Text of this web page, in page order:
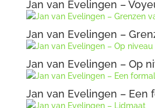
Jan van Evelingen –
Jan van Evelingen –
Jan van Evelingen – Op
Jan van Evelingen – Een